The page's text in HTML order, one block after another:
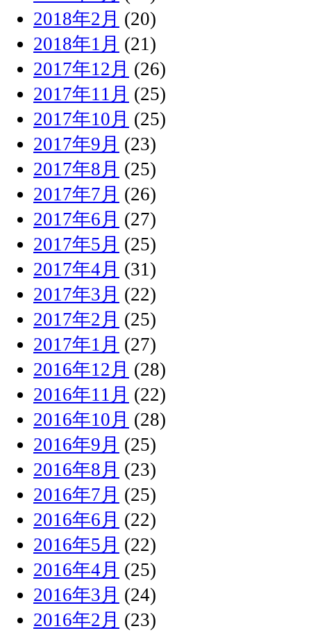
2018年2月 (20)
2018年1月 (21)
2017年12月 (26)
2017年11月 (25)
2017年10月 (25)
2017年9月 (23)
2017年8月 (25)
2017年7月 (26)
2017年6月 (27)
2017年5月 (25)
2017年4月 (31)
2017年3月 (22)
2017年2月 (25)
2017年1月 (27)
2016年12月 (28)
2016年11月 (22)
2016年10月 (28)
2016年9月 (25)
2016年8月 (23)
2016年7月 (25)
2016年6月 (22)
2016年5月 (22)
2016年4月 (25)
2016年3月 (24)
2016年2月 (23)